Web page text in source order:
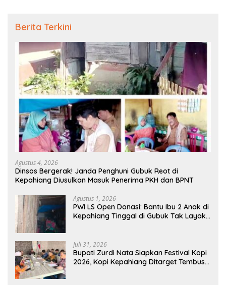
Berita Terkini
Agustus 4, 2026
Dinsos Bergerak! Janda Penghuni Gubuk Reot di
Kepahiang Diusulkan Masuk Penerima PKH dan BPNT
Agustus 1, 2026
PWI LS Open Donasi: Bantu Ibu 2 Anak di
Kepahiang Tinggal di Gubuk Tak Layak
Juli 31, 2026
Bupati Zurdi Nata Siapkan Festival Kopi
2026, Kopi Kepahiang Ditarget Tembus